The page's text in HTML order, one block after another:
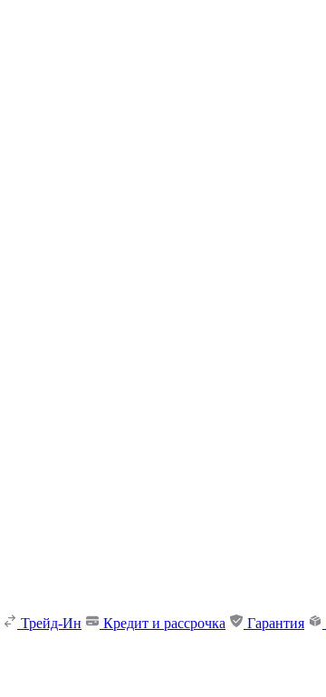
Трейд-Ин Кредит и рассрочка Гарантия